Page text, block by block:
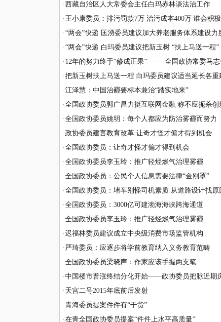
·西藏自治区人大常委会主任白玛赤林谈法治工作
·王小康委员：排污罚款7万 治污成本400万 谁会积
·“两会”快递 匡湧委员建议加大养老服务体系建设力
·“两会”快递 白玛委员建议把新玉树 “扶上马送一程”
· 12年的努力终于“修成正果” —— 全国政协常委马志
·把新玉树扶上马送一程 白玛委员建议适当延长各
·江泽慧：中国治霾要标本兼治“踏实地来”
·全国政协委员郭广昌力挺互联网金融 称不应扼杀创
·全国政协委员姚明：每个人都应为防治雾霾而努力
·政协委员建言教育改革:让奇才怪才偏才得到机会
·全国政协委员：让奇才怪才偏才得到机会
·全国政协委员李玉玲：推广轻烃燃气治理雾霾
·全国政协委员：公民个人信息需要法律“金刚罩”
·全国政协委员：堵车别怪司机素质 从道路设计找原
·全国政协委员：3000亿可建渤海海峡跨海通道
·全国政协委员李玉玲：推广轻烃燃气治理雾霾
·迟福林委员建议成立中央级消费市场监管机构
· 严琦委员：应逐步将学前教育纳入义务教育范畴
·全国政协委员梁晓声：作家应该手握两支笔
·中国楼市普涨终结分化开始——政协委员把脉近期
· 天宫二号2015年底前后发射
·青海委员提案件件有“干货”
·在青全国政协委员提案“件件上水平高质量”